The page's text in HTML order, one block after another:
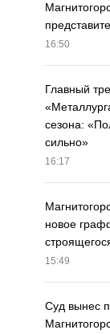
16:50
Главный
сезона:
сильно»
16:17
новое
15:49
Суд вынес